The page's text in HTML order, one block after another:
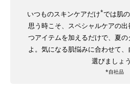
いつものスキンケアだけ*では肌
思う時こそ、スペシャルケアの
つアイテムを加えるだけで、夏
よ。気になる肌悩みに合わせて
選びましょ
*自社品